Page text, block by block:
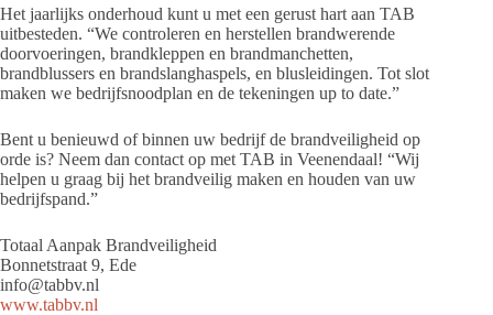
Het jaarlijks onderhoud kunt u met een gerust hart aan TAB
uitbesteden. “We controleren en herstellen brandwerende
doorvoeringen, brandkleppen en brandmanchetten,
brandblussers en brandslanghaspels, en blusleidingen. Tot slot
maken we bedrijfsnoodplan en de tekeningen up to date.”
Bent u benieuwd of binnen uw bedrijf de brandveiligheid op
orde is? Neem dan contact op met TAB in Veenendaal! “Wij
helpen u graag bij het brandveilig maken en houden van uw
bedrijfspand.”
Totaal Aanpak Brandveiligheid
Bonnetstraat 9, Ede
info@tabbv.nl
www.tabbv.nl